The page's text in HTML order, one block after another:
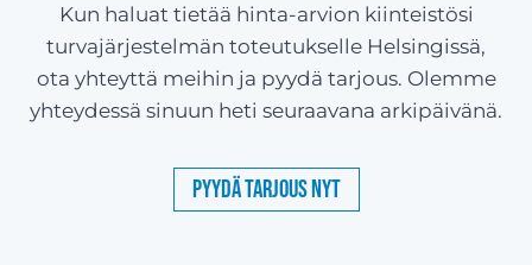
Kun haluat tietää hinta-arvion kiinteistösi
turvajärjestelmän toteutukselle Helsingissä,
ota yhteyttä meihin ja pyydä tarjous. Olemme
yhteydessä sinuun heti seuraavana arkipäivänä.
Pyydä tarjous nyt